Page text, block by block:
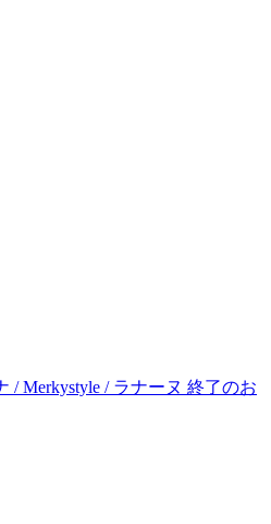
/ Merkystyle / ラナーヌ 終了のお